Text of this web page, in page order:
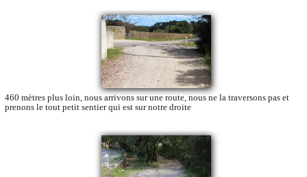
460 mètres plus loin, nous arrivons sur une route, nous ne la traversons pas et
prenons le tout petit sentier qui est sur notre droite